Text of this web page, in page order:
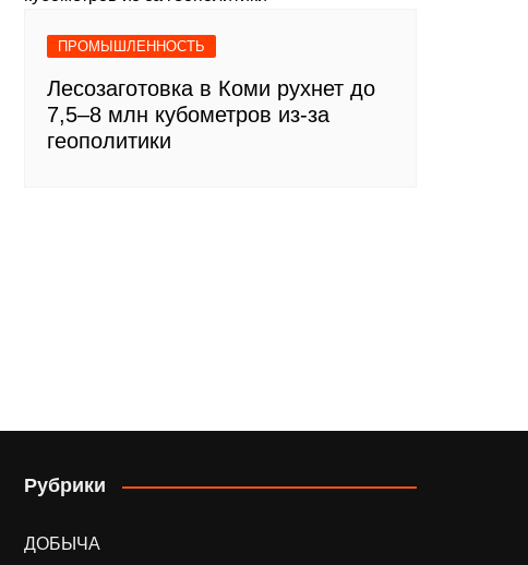
ПРОМЫШЛЕННОСТЬ
Лесозаготовка в Коми рухнет до
7,5–8 млн кубометров из-за
геополитики
Рубрики
ДОБЫЧА